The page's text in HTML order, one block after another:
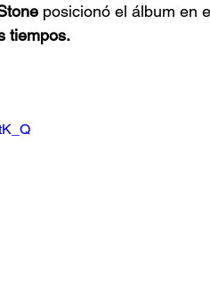
posicionó el álbum en
tiempos.